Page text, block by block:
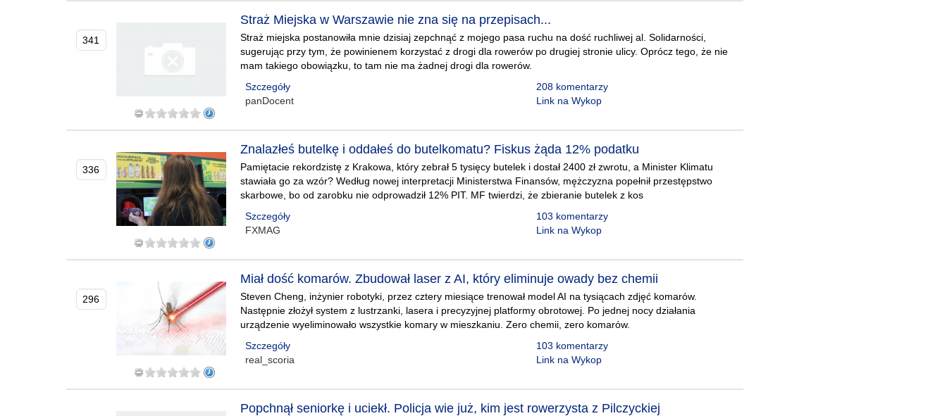
341
Straż Miejska w Warszawie nie zna się na przepisach...
Straż miejska postanowiła mnie dzisiaj zepchnąć z mojego pasa ruchu na dość ruchliwej al. Solidarności,
sugerując przy tym, że powinienem korzystać z drogi dla rowerów po drugiej stronie ulicy. Oprócz tego, że nie
mam takiego obowiązku, to tam nie ma żadnej drogi dla rowerów.
Szczegóły
panDocent
208 komentarzy
Link na Wykop
336
Znalazłeś butelkę i oddałeś do butelkomatu? Fiskus żąda 12% podatku
Pamiętacie rekordzistę z Krakowa, który zebrał 5 tysięcy butelek i dostał 2400 zł zwrotu, a Minister Klimatu
stawiała go za wzór? Według nowej interpretacji Ministerstwa Finansów, mężczyzna popełnił przestępstwo
skarbowe, bo od zarobku nie odprowadził 12% PIT. MF twierdzi, że zbieranie butelek z kos
Szczegóły
FXMAG
103 komentarzy
Link na Wykop
296
Miał dość komarów. Zbudował laser z AI, który eliminuje owady bez chemii
Steven Cheng, inżynier robotyki, przez cztery miesiące trenował model AI na tysiącach zdjęć komarów.
Następnie złożył system z lustrzanki, lasera i precyzyjnej platformy obrotowej. Po jednej nocy działania
urządzenie wyeliminowało wszystkie komary w mieszkaniu. Zero chemii, zero komarów.
Szczegóły
real_scoria
103 komentarzy
Link na Wykop
Popchnął seniorkę i uciekł. Policja wie już, kim jest rowerzysta z Pilczyckiej